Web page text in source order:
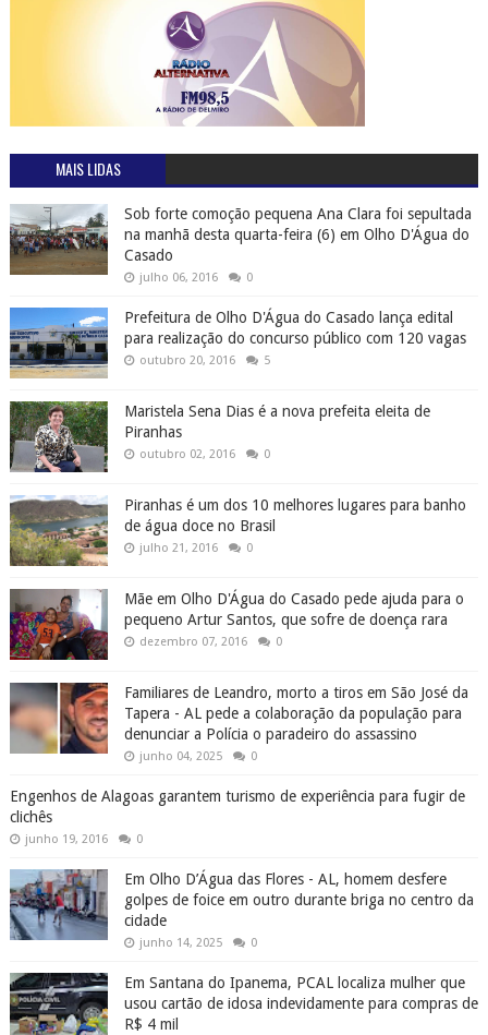
MAIS LIDAS
Sob forte comoção pequena Ana Clara foi sepultada
na manhã desta quarta-feira (6) em Olho D'Água do
Casado
julho 06, 2016 0
Prefeitura de Olho D'Água do Casado lança edital
para realização do concurso público com 120 vagas
outubro 20, 2016 5
Maristela Sena Dias é a nova prefeita eleita de
Piranhas
outubro 02, 2016 0
Piranhas é um dos 10 melhores lugares para banho
de água doce no Brasil
julho 21, 2016 0
Mãe em Olho D'Água do Casado pede ajuda para o
pequeno Artur Santos, que sofre de doença rara
dezembro 07, 2016 0
Familiares de Leandro, morto a tiros em São José da
Tapera - AL pede a colaboração da população para
denunciar a Polícia o paradeiro do assassino
junho 04, 2025 0
Engenhos de Alagoas garantem turismo de experiência para fugir de
clichês
junho 19, 2016 0
Em Olho D’Água das Flores - AL, homem desfere
golpes de foice em outro durante briga no centro da
cidade
junho 14, 2025 0
Em Santana do Ipanema, PCAL localiza mulher que
usou cartão de idosa indevidamente para compras de
R$ 4 mil